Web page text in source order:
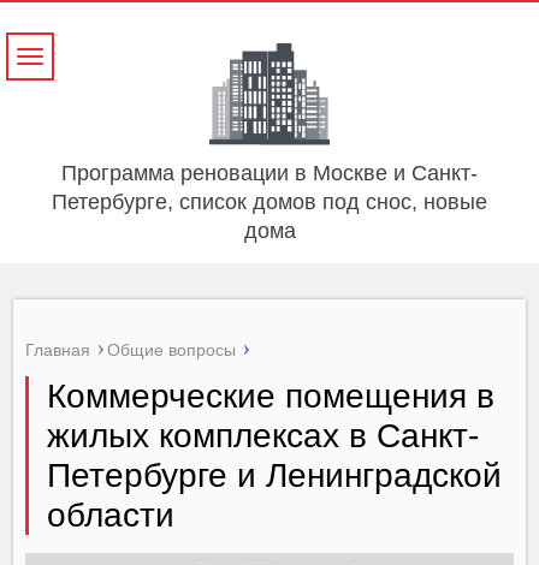
Программа реновации в Москве и Санкт-
Петербурге, список домов под снос, новые
дома
Навигация
Главная Общие вопросы
Коммерческие помещения в
жилых комплексах в Санкт-
Петербурге и Ленинградской
области